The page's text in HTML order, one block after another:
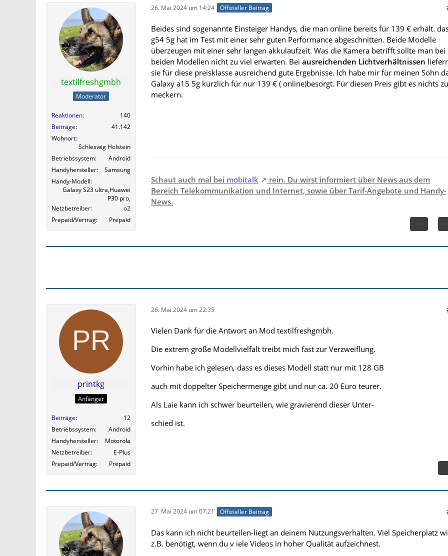
textilfreshgmbh
Moderator
Reaktionen
140
Beiträge
41.142
Wohnort
Schleswig Holstein
Betriebssystem
Android
Handyhersteller
Samsung
Handy-Modell
Galaxy S23 ultra,Huawei
P30 pro,
Netzbetreiber
o2
Prepaid/Vertrag
Prepaid
26. Mai 2024 um 14:24 Offizieller Beitrag
Beides sind sogenannte Einsteiger Handys, die man online bereits für 139 € erhält.
g54 5g hat im Test mit einer sehr guten Performance abgeschnitten. Beide Modelle
überzeugen mit einer sehr langen akkulaufzeit. Was die Kamera betrifft sollte man bei
beiden Modellen nicht zu viel erwarten. Bei ausreichenden Lichtverhältnissen
sie für diese preisklasse ausreichend gute Ergebnisse. Ich habe mir für meinen Sohn
Galaxy a15 5g kürzlich für nur 139 € ( online)besorgt. Für diesen Preis gibt es nichts zu
meckern.
Schaut auch mal bei mobitalk
rein. Du wirst informiert über News aus dem
Bereich Telekommunikation und Internet, sowie über Tarif-Angebote und Handy-
News.
printkg
Anfänger
Beiträge
12
Betriebssystem
Android
Handyhersteller
Motorola
Netzbetreiber
E-Plus
Prepaid/Vertrag
Prepaid
26. Mai 2024 um 22:35
Vielen Dank für die Antwort an Mod textilfreshgmbh.
Die extrem große Modellvielfalt treibt mich fast zur Verzweiflung.
Vorhin habe ich gelesen, dass es dieses Modell statt nur mit 128 GB
auch mit doppelter Speichermenge gibt und nur ca. 20 Euro teurer.
Als Laie kann ich schwer beurteilen, wie gravierend dieser Unter-
schied ist.
27. Mai 2024 um 07:21 Offizieller Beitrag
Das kann ich nicht beurteilen-liegt an deinem Nutzungsverhalten. Viel Speicherplatz
z.B. benötigt, wenn du v iele Videos in hoher Qualität aufzeichnest.